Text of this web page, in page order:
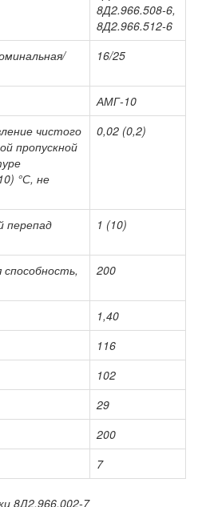
8Д2.966.508-6,
8Д2.966.512-6
16/25
АМГ-10
чистого
пропускной
°С, не
0,02 (0,2)
перепад
1 (10)
способность,
200
1,40
116
102
29
200
7
8Д2.966.002-7